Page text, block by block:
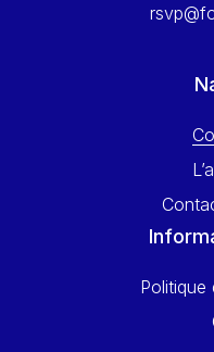
Yves
Politique